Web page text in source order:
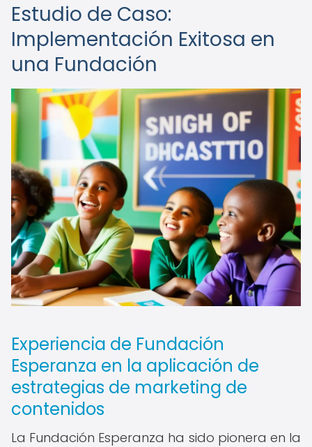
Estudio de Caso:
Implementación Exitosa en
una Fundación
Experiencia de Fundación
Esperanza en la aplicación de
estrategias de marketing de
contenidos
La Fundación Esperanza ha sido pionera en la